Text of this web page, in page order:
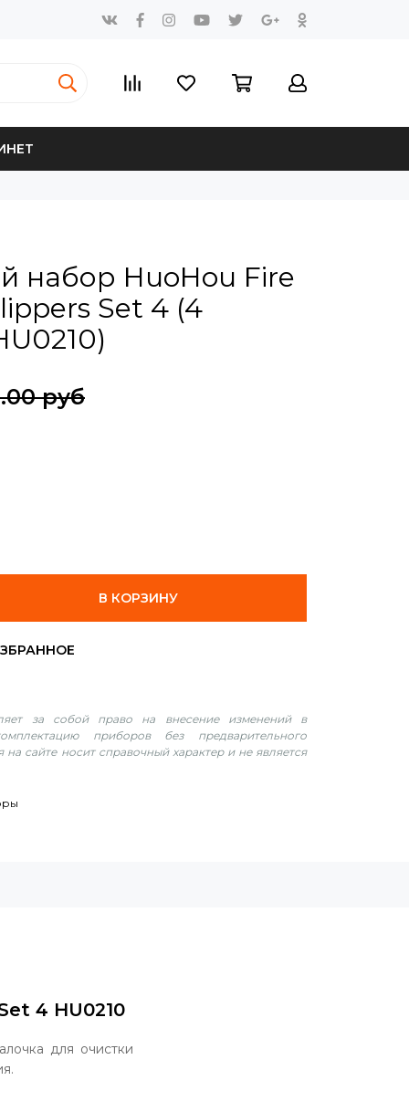
набор HuoHou Fire
Set 4 (4
руб
В КОРЗИНУ
за собой право на внесение изменений в
приборов без предварительного
сайте носит справочный характер и не является
4 HU0210
для очистки